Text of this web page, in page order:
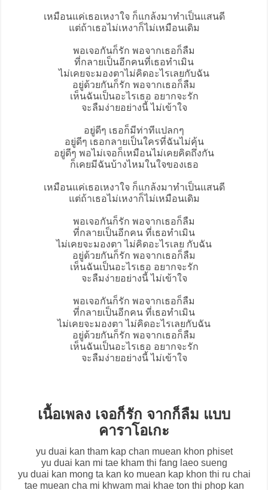
เหมือนแค่เธอเหงาใจ ก็แกล้งมาทำเป็นแสนดี
แต่ถ้าเธอไม่เหงาก็ไม่เหมือนเดิม
พอเจอกันก็รัก พอจากเธอก็ลืม
ที่กลายเป็นอีกคนที่เธอทำเมิน
ไม่เคยจะมองตาไม่คิดอะไรเลยกับฉัน
อยู่ด้วยกันก็รัก พอจากเธอก็ลืม
เห็นฉันเป็นอะไรเธอ อยากจะรัก
จะลืมง่ายอย่างนี้ ไม่เข้าใจ
อยู่ดีๆ เธอก็มีท่าทีแปลกๆ
อยู่ดีๆ เธอกลายเป็นใครที่ฉันไม่คุ้น
อยู่ดีๆ พอไม่เจอก็เหมือนไม่เคยคิดถึงกัน
ก็เคยมีฉันบ้างไหมในใจของเธอ
เหมือนแค่เธอเหงาใจ ก็แกล้งมาทำเป็นแสนดี
แต่ถ้าเธอไม่เหงาก็ไม่เหมือนเดิม
พอเจอกันก็รัก พอจากเธอก็ลืม
ที่กลายเป็นอีกคน ที่เธอทำเมิน
ไม่เคยจะมองตา ไม่คิดอะไรเลย กับฉัน
อยู่ด้วยกันก็รัก พอจากเธอก็ลืม
เห็นฉันเป็นอะไรเธอ อยากจะรัก
จะลืมง่ายอย่างนี้ ไม่เข้าใจ
พอเจอกันก็รัก พอจากเธอก็ลืม
ที่กลายเป็นอีกคน ที่เธอทำเมิน
ไม่เคยจะมองตา ไม่คิดอะไรเลยกับฉัน
อยู่ด้วยกันก็รัก พอจากเธอก็ลืม
เห็นฉันเป็นอะไรเธอ อยากจะรัก
จะลืมง่ายอย่างนี้ ไม่เข้าใจ
เนื้อเพลง เจอก็รัก จากก็ลืม แบบ
คาราโอเกะ
yu duai kan tham kap chan muean khon phiset
yu duai kan mi tae kham thi fang laeo sueng
yu duai kan mong ta kan ko muean kap khon thi ru chai
tae muean cha mi khwam mai khae ton thi phop kan